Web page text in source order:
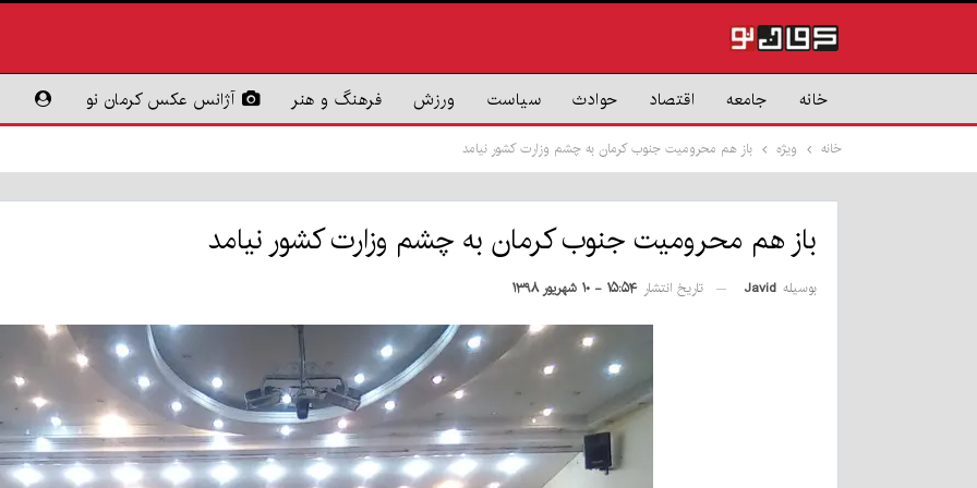
خانه جامعه اقتصاد حوادث سیاست ورزش فرهنگ و هنر آژانس عکس کرمان نو
خانه ویژه باز هم محرومیت جنوب کرمان به چشم وزارت کشور نیامد
باز هم محرومیت جنوب کرمان به چشم وزارت کشور نیامد
بوسیله Javid تاریخ انتشار ۱۵:۵۴ - ۱۰ شهریور ۱۳۹۸